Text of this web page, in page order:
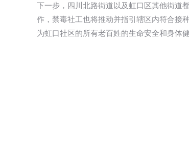
下一步，四川北路街道以及虹口区其他街道
作，禁毒社工也将推动并指引辖区内符合接
为虹口社区的所有老百姓的生命安全和身体健